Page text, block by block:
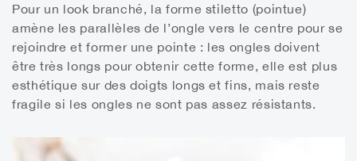
Pour un look branché, la forme stiletto (pointue)
amène les parallèles de l’ongle vers le centre pour se
rejoindre et former une pointe : les ongles doivent
être très longs pour obtenir cette forme, elle est plus
esthétique sur des doigts longs et fins, mais reste
fragile si les ongles ne sont pas assez résistants.